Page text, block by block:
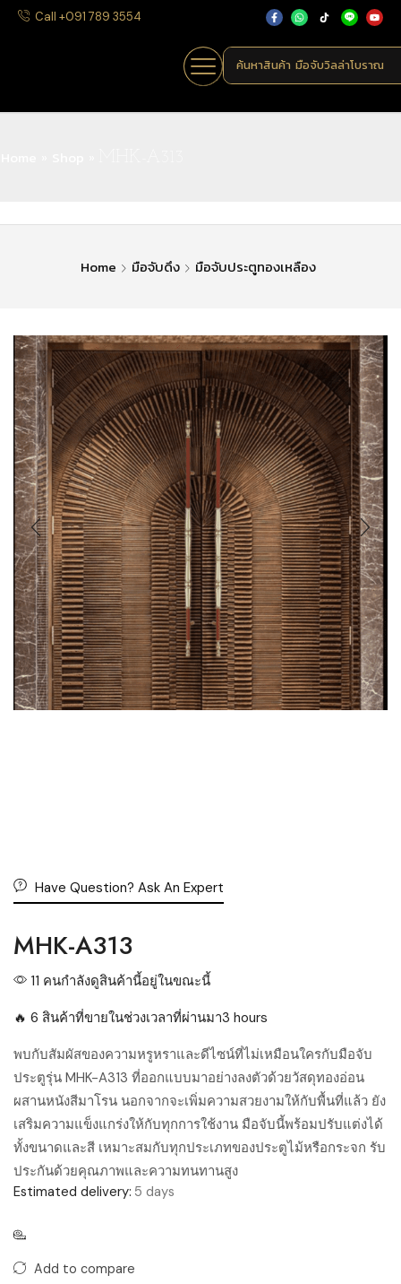
Call +091 789 3554
ค้นหาสินค้า มือจับวิลล่าโบราณ
Home มือจับดึง มือจับประตูทองเหลือง
Have Question? Ask An Expert
MHK-A313
11 คนกำลังดูสินค้านี้อยู่ในขณะนี้
🔥 6 สินค้าที่ขายในช่วงเวลาที่ผ่านมา3 hours
พบกับสัมผัสของความหรูหราและดีไซน์ที่ไม่เหมือนใครกับมือจับ
ประตูรุ่น MHK-A313 ที่ออกแบบมาอย่างลงตัวด้วยวัสดุทองอ่อน
ผสานหนังสีมาโรน นอกจากจะเพิ่มความสวยงามให้กับพื้นที่แล้ว ยัง
เสริมความแข็งแกร่งให้กับทุกการใช้งาน มือจับนี้พร้อมปรับแต่งได้
ทั้งขนาดและสี เหมาะสมกับทุกประเภทของประตูไม้หรือกระจก รับ
ประกันด้วยคุณภาพและความทนทานสูง
Estimated delivery: 5 days
Add to compare